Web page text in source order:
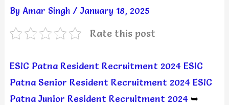
By Amar Singh / January 18, 2025
Rate this post
ESIC Patna Resident Recruitment 2024 ESIC
Patna Senior Resident Recruitment 2024 ESIC
Patna Junior Resident Recruitment 2024 ➥